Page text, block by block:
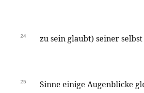
24 zu sein glaubt) seiner
25 Sinne einige Augenblicke